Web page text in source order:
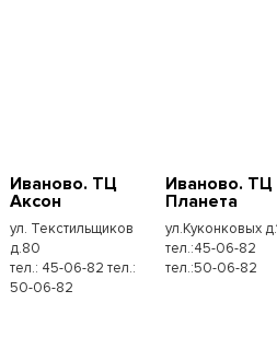
Иваново. ТЦ
Аксон
ул. Текстильщиков
д.80
тел.: 45-06-82 тел.:
50-06-82
Иваново. ТЦ
Планета
ул.Куконковых
тел.:45-06-82
тел.:50-06-82